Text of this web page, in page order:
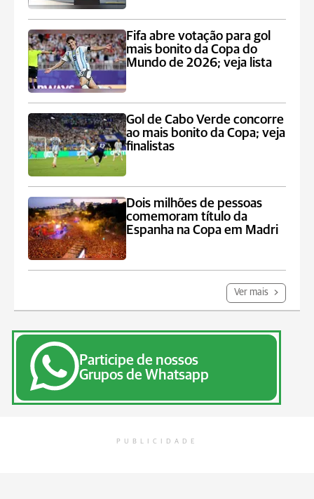
Fifa abre votação para gol
mais bonito da Copa do
Mundo de 2026; veja lista
Gol de Cabo Verde concorre
ao mais bonito da Copa; veja
finalistas
Dois milhões de pessoas
comemoram título da
Espanha na Copa em Madri
Ver mais
Participe de nossos
Grupos de Whatsapp
PUBLICIDADE